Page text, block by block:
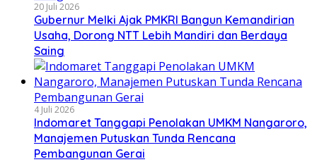
20 Juli 2026
Gubernur Melki Ajak PMKRI Bangun Kemandirian
Usaha, Dorong NTT Lebih Mandiri dan Berdaya
Saing
4 Juli 2026
Indomaret Tanggapi Penolakan UMKM Nangaroro,
Manajemen Putuskan Tunda Rencana
Pembangunan Gerai